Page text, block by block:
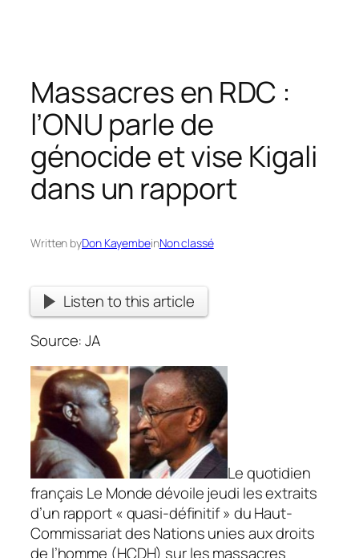
Massacres en RDC :
l’ONU parle de
génocide et vise Kigali
dans un rapport
Written byDon KayembeinNon classé
Listen to this article
Source: JA
Le quotidien
français Le Monde dévoile jeudi les extraits
d’un rapport « quasi-définitif » du Haut-
Commissariat des Nations unies aux droits
de l’homme (HCDH) sur les massacres